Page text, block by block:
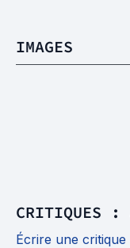
IMAGES
CRITIQUES :
Écrire une critique